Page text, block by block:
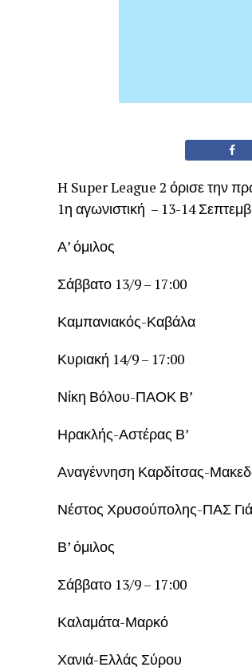
H Super League 2 όρισε την
1η αγωνιστική – 13-14
Α’ όμιλος
Σάββατο 13/9 – 17:00
Καμπανιακός-Καβάλα
Κυριακή 14/9 – 17:00
Νίκη Βόλου-ΠΑΟΚ Β’
Ηρακλής-Αστέρας Β’
Αναγέννηση Καρδίτσας-
Νέστος Χρυσούπολης-ΠΑΣ
Β’ όμιλος
Σάββατο 13/9 – 17:00
Καλαμάτα-Μαρκό
Χανιά-Ελλάς Σύρου